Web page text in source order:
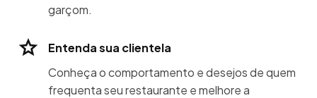
garçom.
Entenda sua clientela
Conheça o comportamento e desejos de quem
frequenta seu restaurante e melhore a